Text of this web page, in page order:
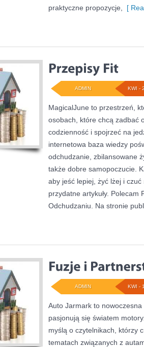
praktyczne propozycje,
[
KWI -
ADMIN
MagicalJune to przestrzeń,
osobach, które chcą zadbać
codzienność i spojrzeć na
internetowa baza wiedzy
odchudzanie, zbilansowane
także dobre samopoczucie.
aby jeść lepiej, żyć lżej i
przydatne artykuły.
Odchudzaniu. Na stronie
KWI -
ADMIN
Auto Jarmark to
pasjonują się światem
myślą o czytelnikach, którzy
tematach związanych z